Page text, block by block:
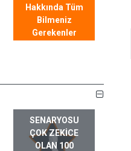
Hakkında Tüm
Bilmeniz
Gerekenler
SENARYOSU
ÇOK ZEKICE
OLAN 100